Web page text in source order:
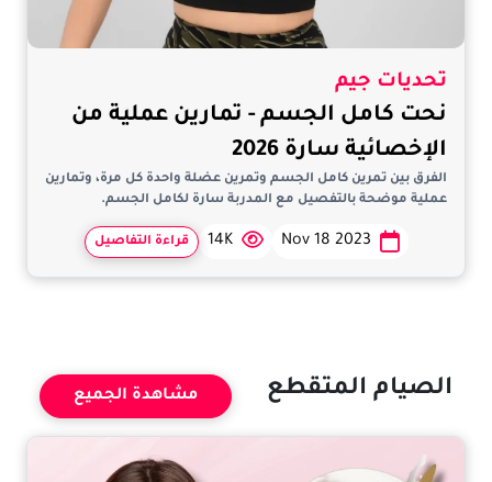
تحديات جيم
نحت كامل الجسم - تمارين عملية من
الإخصائية سارة 2026
الفرق بين تمرين كامل الجسم وتمرين عضلة واحدة كل مرة، وتمارين
عملية موضحة بالتفصيل مع المدربة سارة لكامل الجسم.
Nov 18 2023
14K قراءة التفاصيل
الصيام المتقطع مشاهدة الجميع